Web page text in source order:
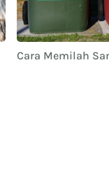
Cara Memilah